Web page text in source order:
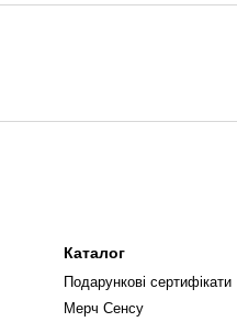
Каталог
Подарункові сертифікати
Мерч Сенсу